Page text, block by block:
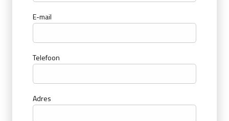
E-mail
Telefoon
Adres